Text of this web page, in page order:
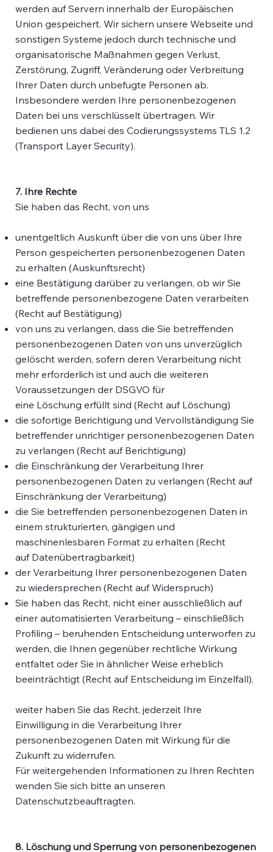
werden auf Servern innerhalb der Europäischen
Union gespeichert. Wir sichern unsere Webseite und
sonstigen Systeme jedoch durch technische und
organisatorische Maßnahmen gegen Verlust,
Zerstörung, Zugriff, Veränderung oder Verbreitung
Ihrer Daten durch unbefugte Personen ab.
Insbesondere werden Ihre personenbezogenen
Daten bei uns verschlüsselt übertragen. Wir
bedienen uns dabei des Codierungssystems TLS 1.2
(Transport Layer Security).
7. Ihre Rechte
Sie haben das Recht, von uns
unentgeltlich Auskunft über die von uns über Ihre
Person gespeicherten personenbezogenen Daten
zu erhalten (Auskunftsrecht)
eine Bestätigung darüber zu verlangen, ob wir Sie
betreffende personenbezogene Daten verarbeiten
(Recht auf Bestätigung)
von uns zu verlangen, dass die Sie betreffenden
personenbezogenen Daten von uns unverzüglich
gelöscht werden, sofern deren Verarbeitung nicht
mehr erforderlich ist und auch die weiteren
Voraussetzungen der DSGVO für
eine Löschung erfüllt sind (Recht auf Löschung)
die sofortige Berichtigung und Vervollständigung Sie
betreffender unrichtiger personenbezogenen Daten
zu verlangen (Recht auf Berichtigung)
die Einschränkung der Verarbeitung Ihrer
personenbezogenen Daten zu verlangen (Recht auf
Einschränkung der Verarbeitung)
die Sie betreffenden personenbezogenen Daten in
einem strukturierten, gängigen und
maschinenlesbaren Format zu erhalten (Recht
auf Datenübertragbarkeit)
der Verarbeitung Ihrer personenbezogenen Daten
zu wiedersprechen (Recht auf Widerspruch)
Sie haben das Recht, nicht einer ausschließlich auf
einer automatisierten Verarbeitung – einschließlich
Profiling – beruhenden Entscheidung unterworfen zu
werden, die Ihnen gegenüber rechtliche Wirkung
entfaltet oder Sie in ähnlicher Weise erheblich
beeinträchtigt (Recht auf Entscheidung im Einzelfall).
weiter haben Sie das Recht, jederzeit Ihre
Einwilligung in die Verarbeitung Ihrer
personenbezogenen Daten mit Wirkung für die
Zukunft zu widerrufen.
Für weitergehenden Informationen zu Ihren Rechten
wenden Sie sich bitte an unseren
Datenschutzbeauftragten.
8. Löschung und Sperrung von personenbezogenen